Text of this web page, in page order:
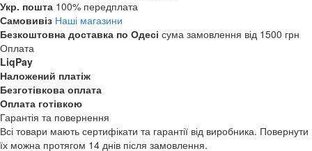
Укр. пошта 100% передплата
Самовивіз Наші магазини
Безкоштовна доставка по Одесі сума замовлення від 1500 грн
Оплата
LiqPay
Наложений платіж
Безготівкова оплата
Оплата готівкою
Гарантія та повернення
Всі товари мають сертифікати та гарантії від виробника. Повернути
їх можна протягом 14 днів після замовлення.